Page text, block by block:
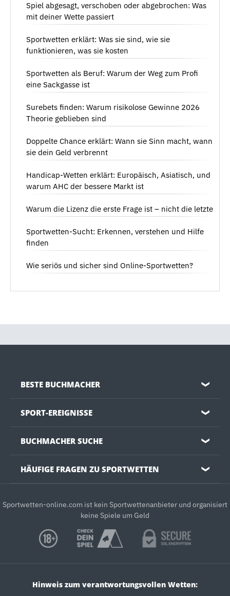
Spiel abgesagt, verschoben oder abgebrochen: Was
mit deiner Wette passiert
Sportwetten erklärt: Was sie sind, wie sie
funktionieren, was sie kosten
Sportwetten als Beruf: Warum der Weg zum Profi
eine Sackgasse ist
Surebets finden: Warum risikolose Gewinne 2026
Theorie geblieben sind
Doppelte Chance erklärt: Wann sie Sinn macht, wann
sie dein Geld verbrennt
Handicap-Wetten erklärt: Europäisch, Asiatisch, und
warum AHC der bessere Markt ist
Warum die Lizenz die erste Frage ist – nicht die letzte
Sportwetten-Sucht: Erkennen, verstehen und Hilfe
finden
Wie seriös und sicher sind Online-Sportwetten?
BESTE BUCHMACHER ❯
SPORT-EREIGNISSE ❯
BUCHMACHER SUCHE ❯
HÄUFIGE FRAGEN ZU SPORTWETTEN ❯
Sportwetten-online.com ist kein Sportwettenanbieter und organisiert
keine Spiele um Geld
Hinweis zum verantwortungsvollen Wetten: